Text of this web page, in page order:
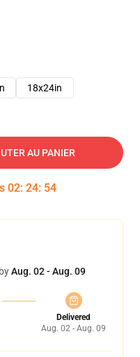
18x24in
AU PANIER
02: 24: 54
Aug. 02 - Aug. 09
Delivered
Aug. 02 - Aug. 09